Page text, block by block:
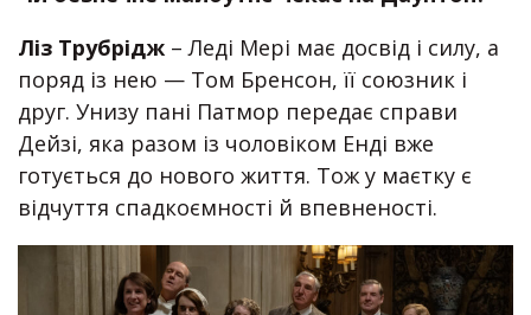
Ліз Трубрідж – Леді Мері має досвід і силу, а
поряд із нею — Том Бренсон, її союзник і
друг. Унизу пані Патмор передає справи
Дейзі, яка разом із чоловіком Енді вже
готується до нового життя. Тож у маєтку є
відчуття спадкоємності й впевненості.